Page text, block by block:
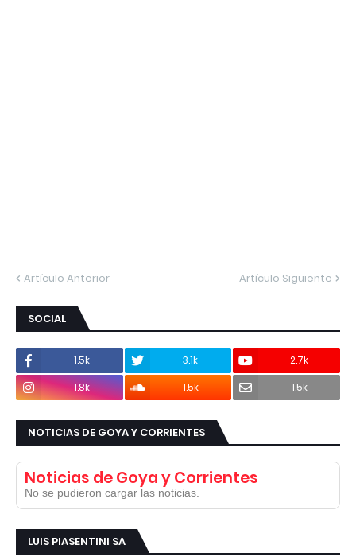
Artículo Anterior Artículo Siguiente
SOCIAL
1.5k 3.1k
2.7k
1.8k
1.5k 1.5k
NOTICIAS DE GOYA Y CORRIENTES
Noticias de Goya y Corrientes
No se pudieron cargar las noticias.
LUIS PIASENTINI SA